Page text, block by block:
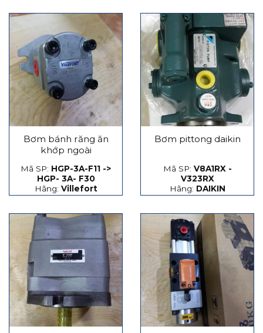
Bơm bánh răng ăn
khớp ngoài
Mã SP: HGP-3A-F11 ->
HGP- 3A- F30
Hãng: Villefort
Bơm pittong daikin
Mã SP: V8A1RX -
V323RX
Hãng: DAIKIN